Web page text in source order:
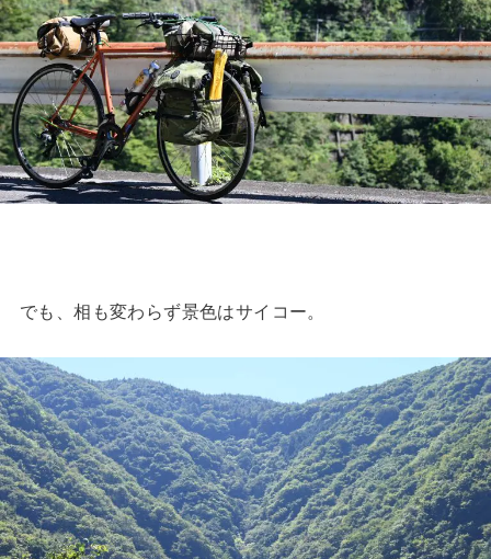
でも、相も変わらず景色はサイコー。